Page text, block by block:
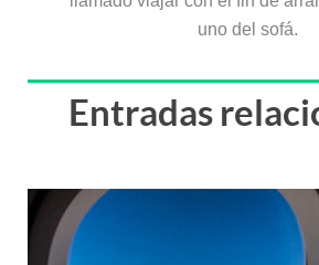
uno del sofá.
Entradas